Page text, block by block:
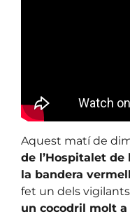
Aquest matí de
de l’Hospitalet de
la bandera
fet un dels
un cocodril molt